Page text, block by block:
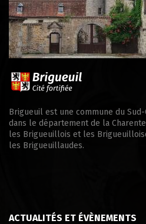
Brigueuil est une commune du
dans le département de la
les Brigueuillois et les
les Brigueuillaudes.
ACTUALITÉS ET ÉVÈNEMENTS